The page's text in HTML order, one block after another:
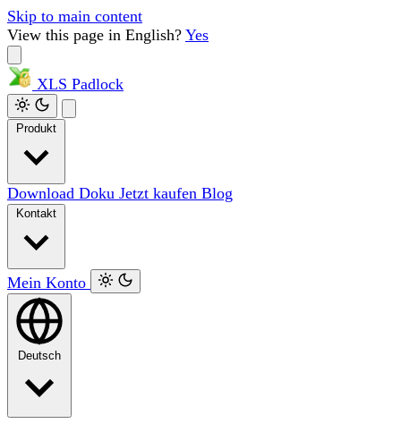
Skip to main content
View this page in English? Yes
XLS Padlock
Download Doku Jetzt kaufen Blog
Mein Konto
Deutsch